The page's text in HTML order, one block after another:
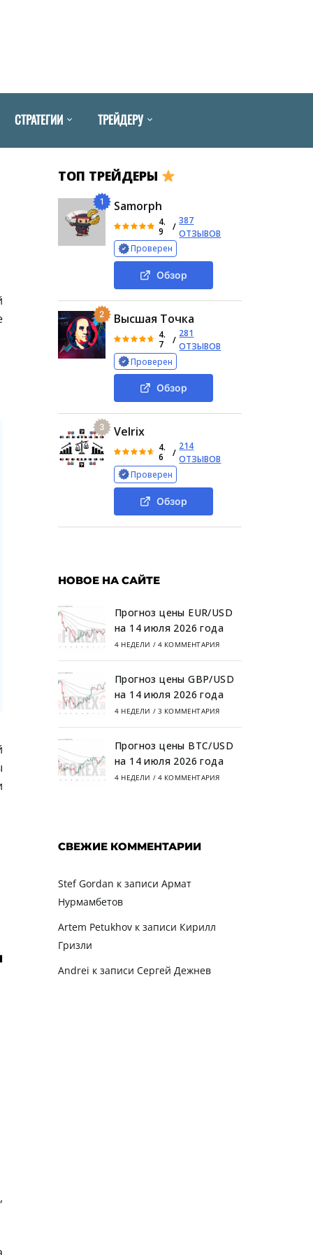
СТРАТЕГИИ ТРЕЙДЕРУ
ТОП ТРЕЙДЕРЫ
1 Samorph
4.
9
/
387
ОТЗЫВОВ
Проверен
Обзор
2 Высшая Точка
4.
7
/
281
ОТЗЫВОВ
Проверен
Обзор
3 Velrix
4.
6
/
214
ОТЗЫВОВ
Проверен
Обзор
НОВОЕ НА САЙТЕ
Прогноз цены EUR/USD
на 14 июля 2026 года
4 НЕДЕЛИ / 4 КОММЕНТАРИЯ
Прогноз цены GBP/USD
на 14 июля 2026 года
4 НЕДЕЛИ / 3 КОММЕНТАРИЯ
Прогноз цены BTC/USD
на 14 июля 2026 года
4 НЕДЕЛИ / 4 КОММЕНТАРИЯ
СВЕЖИЕ КОММЕНТАРИИ
Stef Gordan к записи Армат
Нурмамбетов
Artem Petukhovк записи Кирилл
Гризли
Andrei к записи Сергей Дежнев